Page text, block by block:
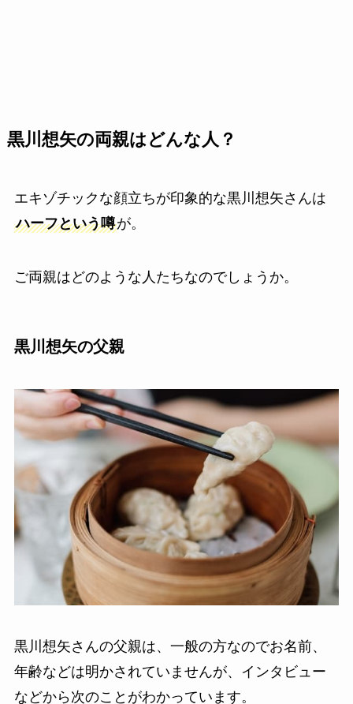
黒川想矢の両親はどんな人？
エキゾチックな顔立ちが印象的な黒川想矢さんは
ハーフという噂が。
ご両親はどのような人たちなのでしょうか。
黒川想矢の父親
黒川想矢さんの父親は、一般の方なのでお名前、
年齢などは明かされていませんが、インタビュー
などから次のことがわかっています。